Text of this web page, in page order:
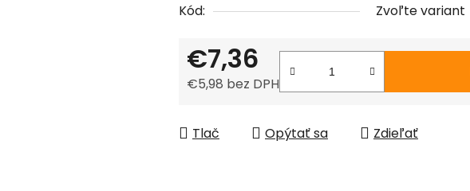
Kód:
Zvoľte variant
€7,36
€5,98 bez DPH
Tlač Opýtať sa Zdieľať